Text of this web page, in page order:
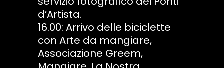
d’Artista.
16.00: Arrivo delle biciclette
con Arte da mangiare,
Associazione Greem,